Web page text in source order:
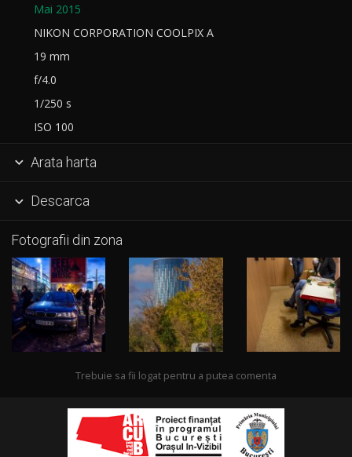
Mai 2015
NIKON CORPORATION COOLPIX A
19 mm
f/4.0
1/250 s
ISO 100
 Arata harta
 Descarca
Fotografii din zona
Trebuie sa fii logat pentru a putea comenta